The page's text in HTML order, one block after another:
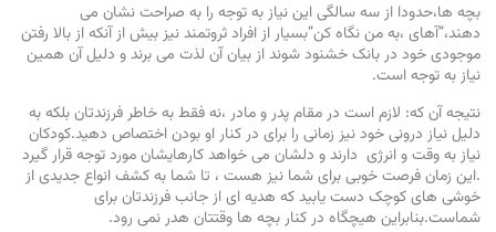
بچه ها،حدودا از سه سالگی این نیاز به توجه را به صراحت نشان می
دهند،”آهای ،به من نگاه کن”بسیار از افراد ثروتمند نیز بیش از آنکه از بالا رفتن
موجودی خود در بانک خشنود شوند از بیان آن لذت می برند و دلیل آن همین
نیاز به توجه است.
نتیجه آن که: لازم است در مقام پدر و مادر ،نه فقط به خاطر فرزندتان بلکه به
دلیل نیاز درونی خود نیز زمانی را برای در کنار او بودن اختصاص دهید.کودکان
نیاز به وقت و انرژی دارند و دلشان می خواهد کارهایشان مورد توجه قرار گیرد
.این زمان فرصت خوبی برای شما نیز هست ، تا شما به کشف انواع جدیدی از
خوشی های کوچک دست یابید که هدیه ای از جانب فرزندتان برای
شماست.بنابراین هیچگاه در کنار بچه ها وقتتان هدر نمی رود.